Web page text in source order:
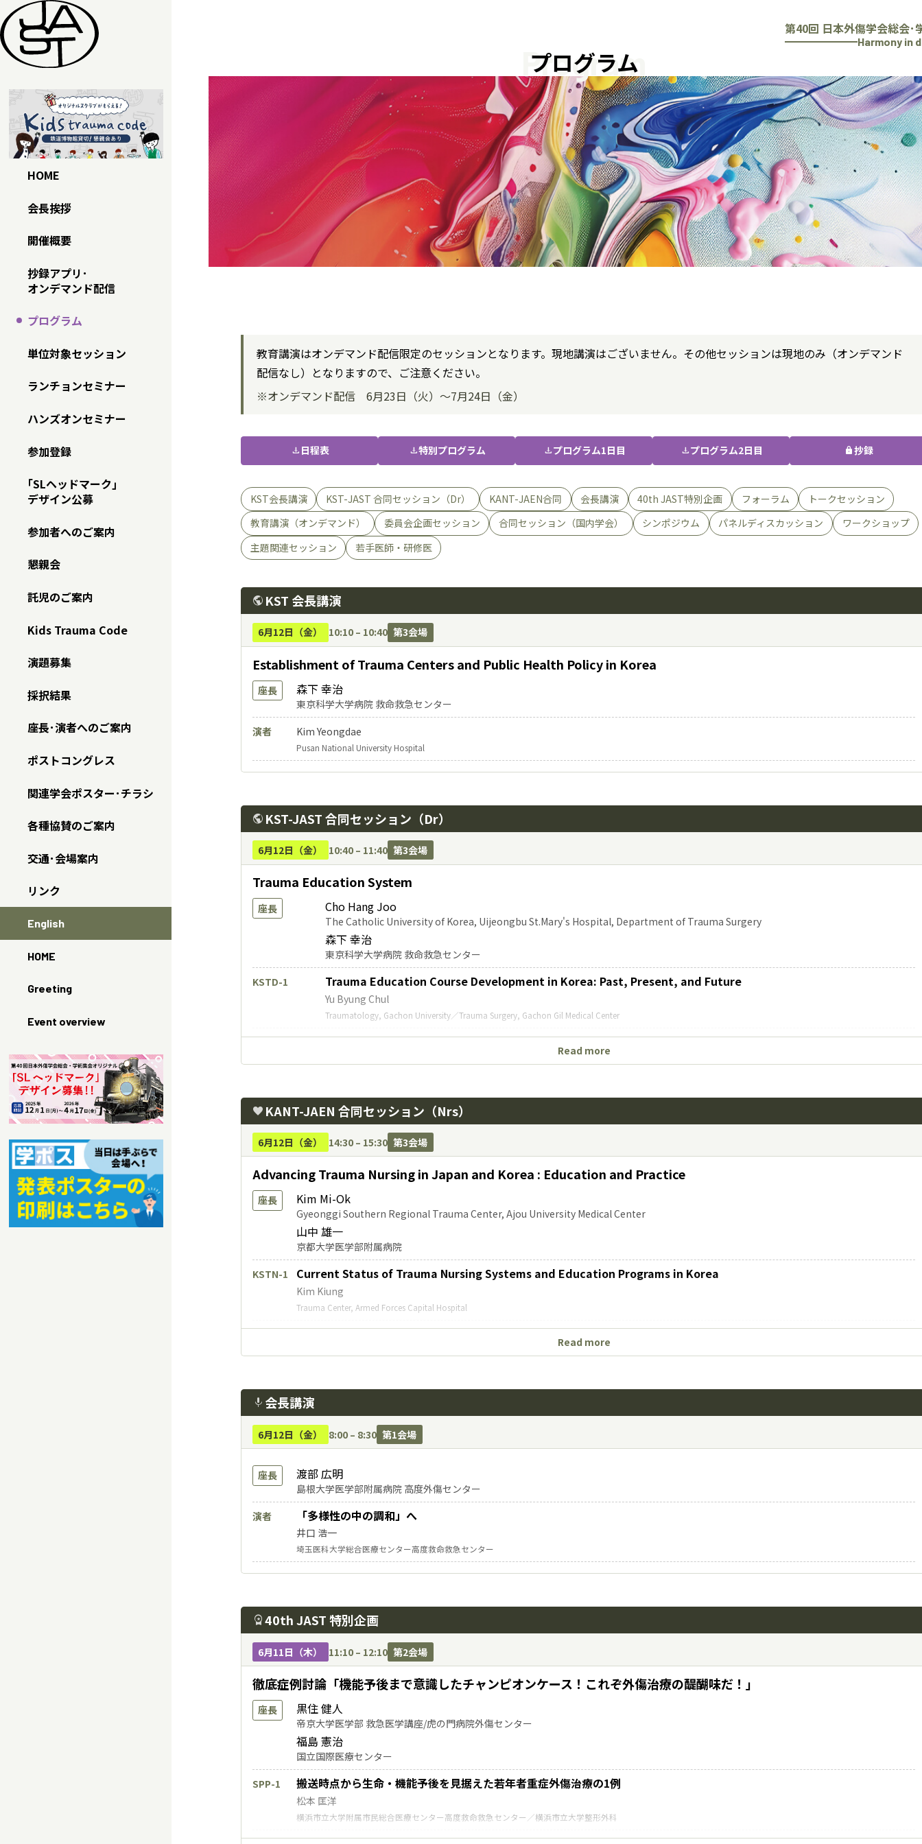
本文へスキップ
HOME
会長挨拶
開催概要
抄録アプリ･
オンデマンド配信
プログラム
単位対象セッション
ランチョンセミナー
ハンズオンセミナー
参加登録
｢SLヘッドマーク｣
デザイン公募
参加者へのご案内
懇親会
託児のご案内
Kids Trauma Code
演題募集
採択結果
座長･演者へのご案内
ポストコングレス
関連学会ポスター･チラシ
各種協賛のご案内
交通･会場案内
リンク
English
HOME
Greeting
Event overview
第40回 日本外傷学会総会･
Harmony in
プログラム
Program
教育講演はオンデマンド配信限定のセッションとなります。現地講演はございません。その他セッションは現地のみ（オンデマンド
配信なし）となりますので、ご注意ください。
※オンデマンド配信 6月23日（火）～7月24日（金）
download 日程表 download特別プログラム downloadプログラム1日目 downloadプログラム2日目 lock抄録
KST会長講演 KST-JAST 合同セッション（Dr） KANT-JAEN合同 会長講演 40th JAST特別企画 フォーラム
トークセッション
教育講演（オンデマンド）
委員会企画セッション 合同セッション（国内学会） シンポジウム パネルディスカッション
ワークショップ
主題関連セッション
若手医師・研修医
public KST 会長講演
6月12日（金） 10:10 – 10:40 第3会場
Establishment of Trauma Centers and Public Health Policy in Korea
座長 森下 幸治
東京科学大学病院 救命救急センター
演者
Kim Yeongdae
Pusan National University Hospital
public KST-JAST 合同セッション（Dr）
6月12日（金） 10:40 – 11:40 第3会場
Trauma Education System
座長 Cho Hang Joo
The Catholic University of Korea, Uijeongbu St.Mary's Hospital, Department of Trauma Surgery
森下 幸治
東京科学大学病院 救命救急センター
KSTD-1
Trauma Education Course Development in Korea: Past, Present, and Future
Yu Byung Chul
Traumatology, Gachon University／Trauma Surgery, Gachon Gil Medical Center
KSTD-2 The Evolution and Standardization of Trauma Care in Japan
Discussant Kim Maru
Department of Trauma Surgery, Northern Gyeonggi Province Regional Trauma Center, Uijeongbu St. Mary’s Hospital,The
Catholic University of Korea
Department of Orthopedic Surgery, Pusan National University Hospital / Pusan National University School of Medicine
船曵 知弘
藤田医科大病院 高度救命救急センター
角山 泰一朗
帝京大学医学部救急医学講座
Read more
favorite KANT-JAEN 合同セッション（Nrs）
6月12日（金） 14:30 – 15:30 第3会場
Advancing Trauma Nursing in Japan and Korea : Education and Practice
座長 Kim Mi-Ok
Gyeonggi Southern Regional Trauma Center, Ajou University Medical Center
山中 雄一
京都大学医学部附属病院
KSTN-1
Current Status of Trauma Nursing Systems and Education Programs in Korea
Kim Kiung
Trauma Center, Armed Forces Capital Hospital
Recent Trends in Trauma Nursing Research in Korea
KSTN-3 Air Transport for Severe Trauma Patients and the Role and Activity Status of Korean Air Nurses
Kim Juryang
Gyeonggi Southern Regional Trauma Center, Ajou University Medical Center, Ajou University Medical Center
日本におけるハイブリッド外傷診療システムの運用経験と看護師の役割
三浦 友香子
東京科学大学病院
KSTN-5 日本の災害・外傷対応における看護師の役割
金子 拓
岩手医科大学医学部救急・災害医学講座
KSTN-6 日本の看護教育システムおよび外傷看護教育プログラムの現状
日本赤十字九州国際看護大学
Read more
mic 会長講演
6月12日（金） 8:00 – 8:30 第1会場
座長 渡部 広明
島根大学医学部附属病院 高度外傷センター
演者
「多様性の中の調和」へ
井口 浩一
埼玉医科大学総合医療センター高度救命救急センター
workspace_premium40th JAST 特別企画
6月11日（木） 11:10 – 12:10 第2会場
徹底症例討論「機能予後まで意識したチャンピオンケース！これぞ外傷治療の醍醐味だ！」
座長 黒住 健人
帝京大学医学部 救急医学講座/虎の門病院外傷センター
福島 憲治
国立国際医療センター
SPP-1
搬送時点から生命・機能予後を見据えた若年者重症外傷治療の1例
松本 匡洋
横浜市立大学附属市民総合医療センター高度救命救急センター／横浜市立大学整形外科